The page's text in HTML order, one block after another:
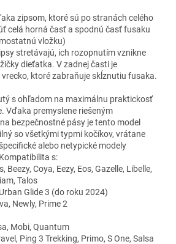
zipsom, ktoré sú po stranách celého
celá horná časť a spodnú časť fusaku
vložku)
stretávajú, ich rozopnutím vznikne
dieťatka. V zadnej časti je
ktoré zabraňuje skĺznutiu fusaka.
s ohľadom na maximálnu praktickosť
Vďaka premyslene riešeným
bezpečnostné pásy je tento model
so všetkými typmi kočíkov, vrátane
alebo netypické modely
s:
Beezy, Coya, Eezy, Eos, Gazelle, Libelle,
Talos
Glide 3 (do roku 2024)
Newly, Prime 2
Mobi, Quantum
Ping 3 Trekking, Primo, S One, Salsa